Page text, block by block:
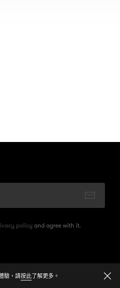
policy and agree with it.
驗，請按此了解更多。